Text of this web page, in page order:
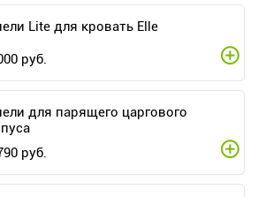
Lite для кровать Elle
руб.
для парящего царгового
руб.